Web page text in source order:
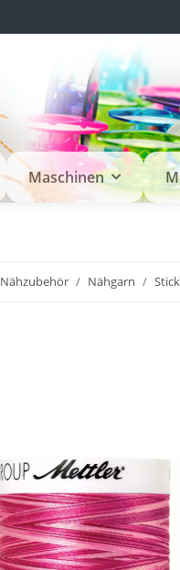
Maschinen
Nähzubehör Nähgarn